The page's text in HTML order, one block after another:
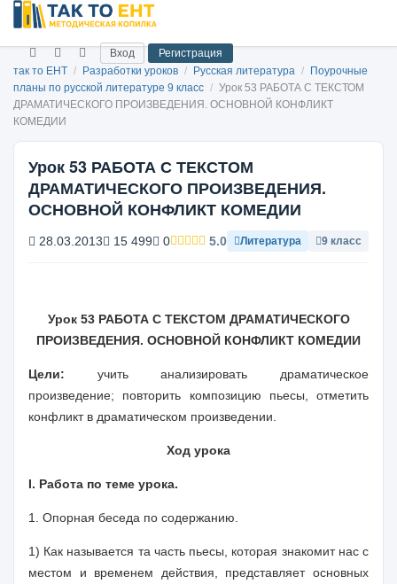
Вход
Регистрация
так то ЕНТ / Разработки уроков / Русская литература /
Поурочные
планы по русской литературе 9 класс / Урок 53 РАБОТА С ТЕКСТОМ
ДРАМАТИЧЕСКОГО ПРОИЗВЕДЕНИЯ. ОСНОВНОЙ КОНФЛИКТ
КОМЕДИИ
Урок 53 РАБОТА С ТЕКСТОМ
ДРАМАТИЧЕСКОГО ПРОИЗВЕДЕНИЯ.
ОСНОВНОЙ КОНФЛИКТ КОМЕДИИ
28.03.2013 15 499 0 5.0 Литература 9 класс
Урок 53 РАБОТА С ТЕКСТОМ ДРАМАТИЧЕСКОГО
ПРОИЗВЕДЕНИЯ. ОСНОВНОЙ КОНФЛИКТ КОМЕДИИ
Цели: учить анализировать драматическое
произведение; повторить композицию пьесы, отметить
конфликт в драматическом произведении.
Ход урока
I. Работа по теме урока.
1. Опорная беседа по содержанию.
1) Как называется та часть пьесы, которая знакомит нас с
местом и временем действия, представляет основных